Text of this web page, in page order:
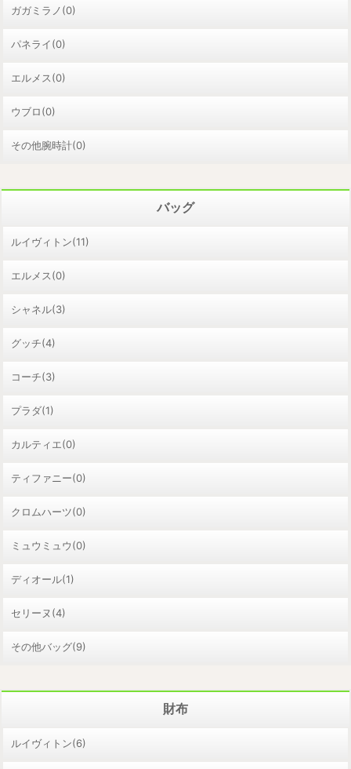
ガガミラノ(0)
パネライ(0)
エルメス(0)
ウブロ(0)
その他腕時計(0)
バッグ
ルイヴィトン(11)
エルメス(0)
シャネル(3)
グッチ(4)
コーチ(3)
プラダ(1)
カルティエ(0)
ティファニー(0)
クロムハーツ(0)
ミュウミュウ(0)
ディオール(1)
セリーヌ(4)
その他バッグ(9)
財布
ルイヴィトン(6)